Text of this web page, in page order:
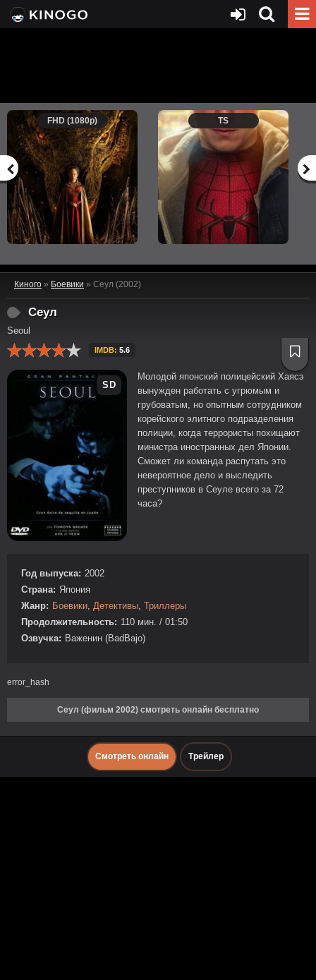
FHD (1080p) TS
Киного » Боевики » Сеул (2002)
Сеул
Seoul
IMDB: 5.6
SD
Молодой японский полицейский Хаясэ
вынужден работать с угрюмым и
грубоватым, но опытным сотрудником
корейского элитного подразделения
полиции, когда террористы похищают
министра иностранных дел Японии.
Сможет ли команда распутать это
невероятное дело и выследить
преступников в Сеуле всего за 72
часа?
Год выпуска: 2002
Страна: Япония
Жанр: Боевики Детективы Триллеры
Продолжительность: 110 мин. / 01:50
Озвучка: Важенин (BadBajo)
error_hash
Сеул (фильм 2002) смотреть онлайн бесплатно
Смотреть онлайн Трейлер